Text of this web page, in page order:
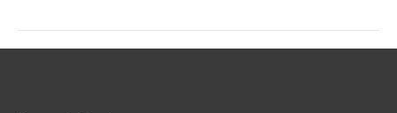
skovlandbrugs-
netværk